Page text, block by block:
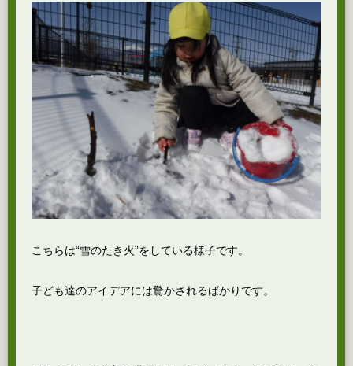
こちらは“雪のたき火”をしている様子です。
子ども達のアイデアには驚かされるばかりです。